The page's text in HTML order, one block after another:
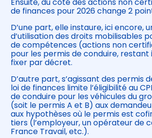
Ensuite, du côté des actions non
de finances pour 2026 change 2
D’une part, elle instaure, ici encore,
d’utilisation des droits mobilisables
de compétences (actions non
pour les permis de conduire, restant
fixer par décret.
D’autre part, s’agissant des permis
loi de finances limite l’éligibilité au
de conduire pour les véhicules du
(soit le permis A et B) aux
aux hypothèses où le permis est
tiers (l’employeur, un opérateur de
France Travail, etc.).